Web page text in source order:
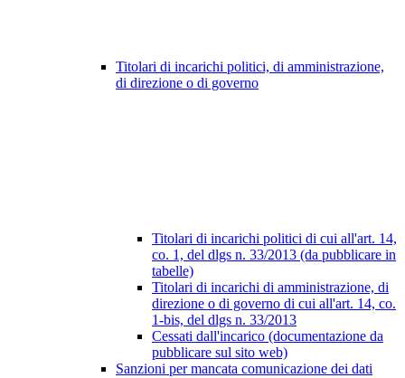
Titolari di incarichi politici, di amministrazione,
di direzione o di governo
Titolari di incarichi politici di cui all'art. 14,
co. 1, del dlgs n. 33/2013 (da pubblicare in
tabelle)
Titolari di incarichi di amministrazione, di
direzione o di governo di cui all'art. 14, co.
1-bis, del dlgs n. 33/2013
Cessati dall'incarico (documentazione da
pubblicare sul sito web)
Sanzioni per mancata comunicazione dei dati